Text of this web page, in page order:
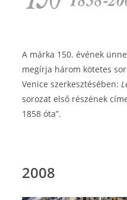
A márka 150. évének
megírja három kötetes
Venice szerkesztésében:
sorozat első részének
1858 óta”.
2008